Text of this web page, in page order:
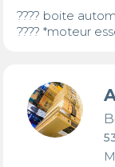
???? boite
???? *moteur